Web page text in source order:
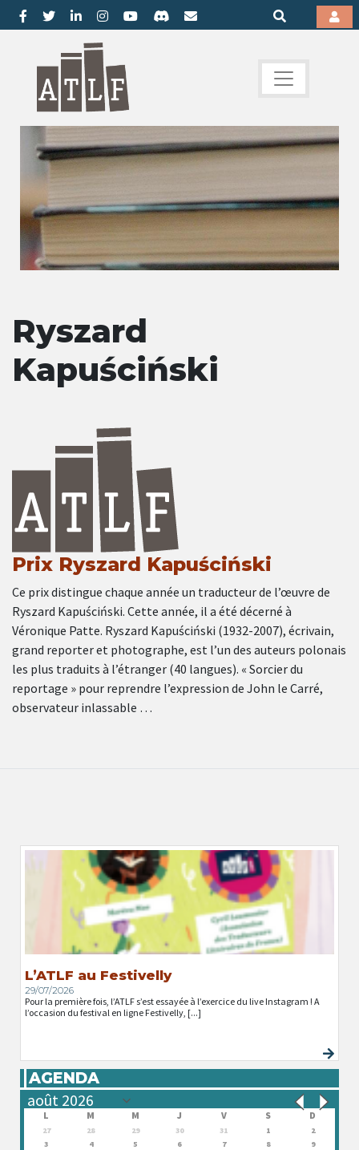
Ryszard
Kapuściński
Prix Ryszard Kapuściński
Ce prix distingue chaque année un traducteur de l’œuvre de
Ryszard Kapuściński. Cette année, il a été décerné à
Véronique Patte. Ryszard Kapuściński (1932-2007), écrivain,
grand reporter et photographe, est l’un des auteurs polonais
les plus traduits à l’étranger (40 langues). « Sorcier du
reportage » pour reprendre l’expression de John le Carré,
observateur inlassable …
L’ATLF au Festivelly
29/07/2026
Pour la première fois, l’ATLF s’est essayée à l’exercice du live Instagram ! A
l’occasion du festival en ligne Festivelly, [...]
AGENDA
L M M J V S D
27 28 29 30 31 1
2
3
4 5 6 7 8
9